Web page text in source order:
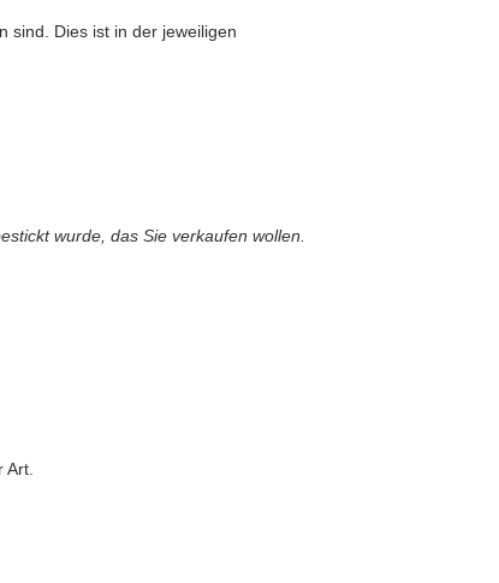
sind. Dies ist in der jeweiligen
wurde, das Sie verkaufen wollen.
Art.